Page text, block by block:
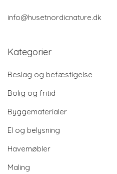
info@husetnordicnature.dk
Kategorier
Beslag og befæstigelse
Bolig og fritid
Byggematerialer
El og belysning
Havemøbler
Maling